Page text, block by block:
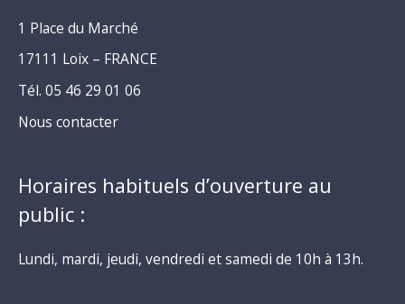
1 Place du Marché
17111 Loix – FRANCE
Tél. 05 46 29 01 06
Nous contacter
Horaires habituels d’ouverture au
public :
Lundi, mardi, jeudi, vendredi et samedi de 10h à 13h.